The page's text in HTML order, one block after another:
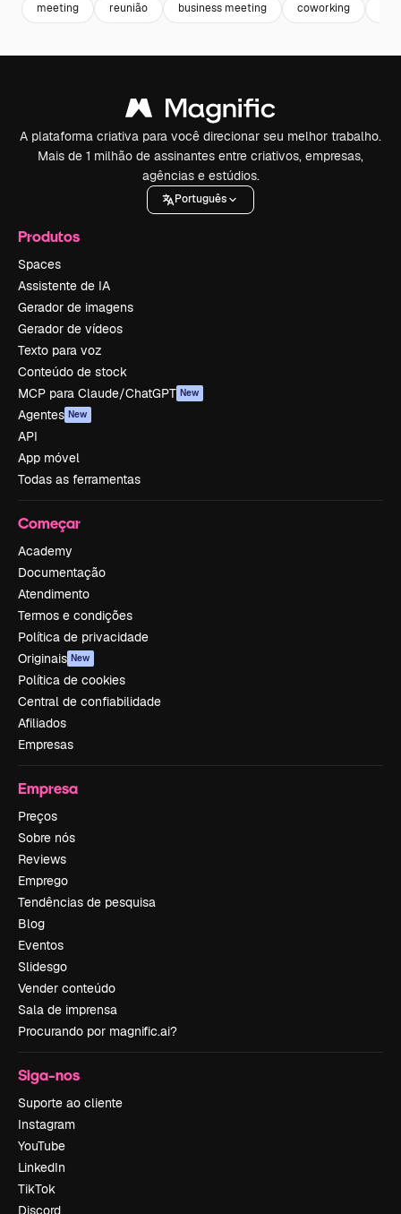
meeting reunião business meeting coworking
A plataforma criativa para você direcionar seu melhor trabalho.
Mais de 1 milhão de assinantes entre criativos, empresas,
agências e estúdios.
Português
Produtos
Spaces
Assistente de IA
Gerador de imagens
Gerador de vídeos
Texto para voz
Conteúdo de stock
MCP para Claude/ChatGPT New
Agentes New
API
App móvel
Todas as ferramentas
Começar
Academy
Documentação
Atendimento
Termos e condições
Política de privacidade
Originais New
Política de cookies
Central de confiabilidade
Afiliados
Empresas
Empresa
Preços
Sobre nós
Reviews
Emprego
Tendências de pesquisa
Blog
Eventos
Slidesgo
Vender conteúdo
Sala de imprensa
Procurando por magnific.ai?
Siga-nos
Suporte ao cliente
Instagram
YouTube
LinkedIn
TikTok
Discord